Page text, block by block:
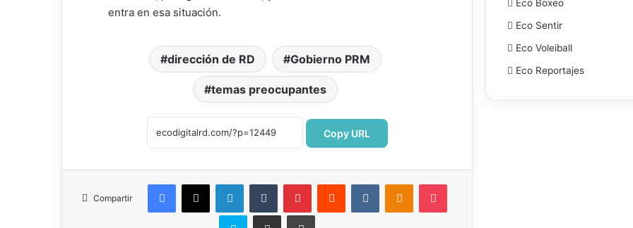
entra en esa situación.
dirección de RD Gobierno PRM
temas preocupantes
Copy URL
Compartir
Facebook
X LinkedInTumblr PinterestReddit VKontakteOdnoklassniki
Pocket
Skype Compartir por correo electrónicoImprimir
Eco Boxeo
Eco Sentir
Eco Voleiball
Eco Reportajes